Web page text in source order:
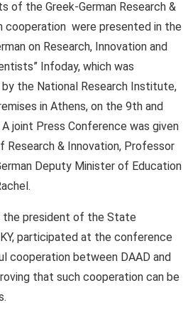
of the Greek-German Research &
cooperation were presented in the
on Research, Innovation and
Infoday, which was
by the National Research Institute,
in Athens, on the 9th and
joint Press Conference was given
& Innovation, Professor
Deputy Minister of Education
the president of the State
participated at the conference
cooperation between DAAD and
that such cooperation can be